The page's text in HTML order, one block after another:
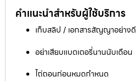
คำแนะนำสำหรับผู้ใช้บริการ
เก็บสลิป / เอกสารสัญญาอย่างดี
อย่าเสียบแบตเตอรี่นานนับเดือน
ไถ่ถอนก่อนหมดกำหนด